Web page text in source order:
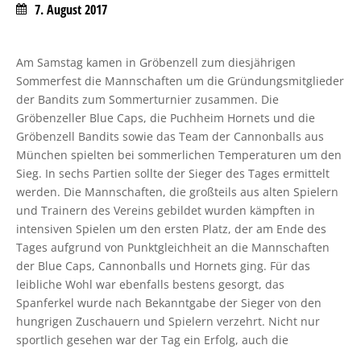
7. August 2017
Am Samstag kamen in Gröbenzell zum diesjährigen
Sommerfest die Mannschaften um die Gründungsmitglieder
der Bandits zum Sommerturnier zusammen. Die
Gröbenzeller Blue Caps, die Puchheim Hornets und die
Gröbenzell Bandits sowie das Team der Cannonballs aus
München spielten bei sommerlichen Temperaturen um den
Sieg. In sechs Partien sollte der Sieger des Tages ermittelt
werden. Die Mannschaften, die großteils aus alten Spielern
und Trainern des Vereins gebildet wurden kämpften in
intensiven Spielen um den ersten Platz, der am Ende des
Tages aufgrund von Punktgleichheit an die Mannschaften
der Blue Caps, Cannonballs und Hornets ging. Für das
leibliche Wohl war ebenfalls bestens gesorgt, das
Spanferkel wurde nach Bekanntgabe der Sieger von den
hungrigen Zuschauern und Spielern verzehrt. Nicht nur
sportlich gesehen war der Tag ein Erfolg, auch die